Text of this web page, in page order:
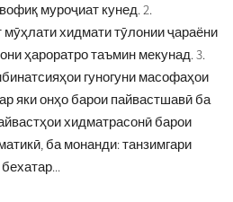
муроҷиат кунед. 2.
хидмати тӯлонии ҷараёни
ҳароратро таъмин мекунад. 3.
гуногуни масофаҳои
яки онҳо барои пайвастшавӣ ба
хидматрасонӣ барои
ба монанди: танзимгари